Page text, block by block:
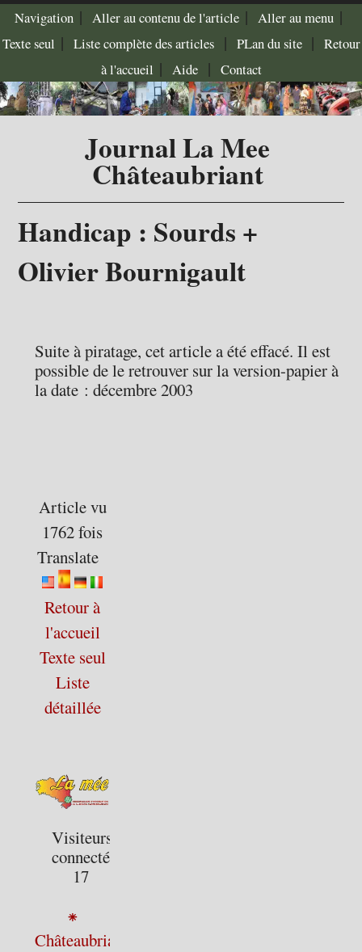
Navigation| Aller au contenu de l'article| Aller au menu|
Texte seul | Liste complète des articles| PLan du site | Retour
à l'accueil | Aide| Contact
Journal La Mee
Châteaubriant
Handicap : Sourds +
Olivier Bournigault
Suite à piratage, cet article a été effacé. Il est
possible de le retrouver sur la version-papier à
la date : décembre 2003
Article vu
1762 fois
Translate
Retour à
l'accueil
Texte seul
Liste
détaillée
Visiteurs
connectés :
17
⁕
Châteaubriant